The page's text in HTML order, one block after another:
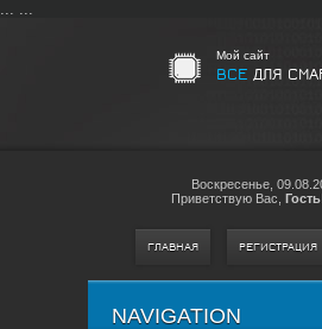
... ...
Мой сайт
ВСЕ ДЛЯ
Воскресенье,
Приветствую Вас Гость
ГЛАВНАЯ РЕГИСТРАЦИЯ
NAVIGATION